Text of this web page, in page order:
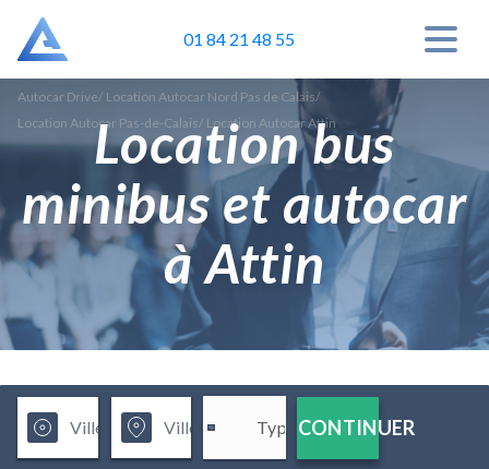
01 84 21 48 55
Autocar Drive/ Location Autocar Nord Pas de Calais/
Location Autocar Pas-de-Calais/ Location Autocar Attin
Location bus
minibus et autocar
à Attin
CONTINUER